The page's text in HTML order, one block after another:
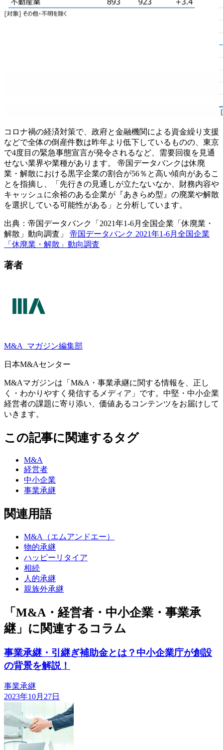
コロナ禍の経済対策で、政府と金融機関による資金繰り支援
などで全体の倒産件数は昨年より低下しているものの、東京
で4度目の緊急事態宣言が発令されるなど、需要回復を見通
せない業界や業種があります。 帝国データバンクは休廃
業・解散における黒字企業の割合が56％と高い傾向があるこ
とを指摘し、「先行きの見通しが立たないなか、財務内容や
キャッシュに余裕のある企業が『あきらめ型』の廃業や解散
を選択している可能性がある」と分析しています。
出典：帝国データバンク「2021年1-6月全国企業「休廃業・
解散」動向調査」 帝国データバンク 2021年1-6月全国企業
「休廃業・解散」動向調査
著者
M&A マガジン編集部
日本M&Aセンター
M&Aマガジンは「M&A・事業承継に関する情報を、正し
く・わかりやすく発信するメディア」です。中堅・中小企業
経営者の課題に寄り添い、価値あるコンテンツをお届けして
いきます。
この記事に関連するタグ
M&A
経営者
中小企業
事業承継
関連用語
M&A（エムアンドエー）
物的承継
ハッピーリタイア
相続
人的承継
親族外承継
「M&A・経営者・中小企業・事業承
継」に関連するコラム
事業承継・引継ぎ補助金とは？中小企業庁が創設
の背景を解説！
事業承継
2023年10月27日